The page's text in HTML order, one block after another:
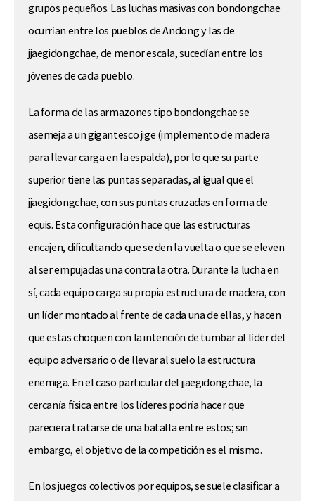
grupos pequeños. Las luchas masivas con bondongchae
ocurrían entre los pueblos de Andong y las de
jjaegidongchae, de menor escala, sucedían entre los
jóvenes de cada pueblo.
La forma de las armazones tipo bondongchae se
asemeja a un gigantesco jige (implemento de madera
para llevar carga en la espalda), por lo que su parte
superior tiene las puntas separadas, al igual que el
jjaegidongchae, con sus puntas cruzadas en forma de
equis. Esta configuración hace que las estructuras
encajen, dificultando que se den la vuelta o que se eleven
al ser empujadas una contra la otra. Durante la lucha en
sí, cada equipo carga su propia estructura de madera, con
un líder montado al frente de cada una de ellas, y hacen
que estas choquen con la intención de tumbar al líder del
equipo adversario o de llevar al suelo la estructura
enemiga. En el caso particular del jjaegidongchae, la
cercanía física entre los líderes podría hacer que
pareciera tratarse de una batalla entre estos; sin
embargo, el objetivo de la competición es el mismo.
En los juegos colectivos por equipos, se suele clasificar a